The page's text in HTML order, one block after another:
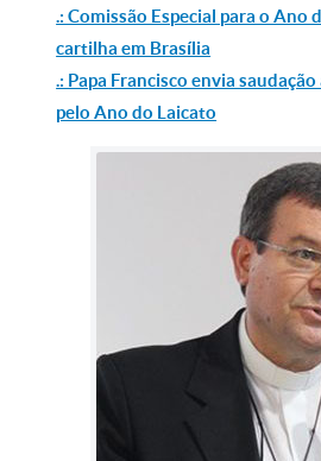
.: Comissão Especial para o Ano
cartilha em Brasília
.: Papa Francisco envia
pelo Ano do Laicato